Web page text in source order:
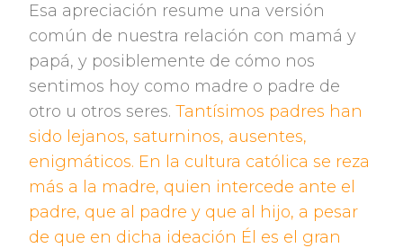
Esa apreciación resume una versión
común de nuestra relación con mamá y
papá, y posiblemente de cómo nos
sentimos hoy como madre o padre de
otro u otros seres. Tantísimos padres han
sido lejanos, saturninos, ausentes,
enigmáticos. En la cultura católica se reza
más a la madre, quien intercede ante el
padre, que al padre y que al hijo, a pesar
de que en dicha ideación Él es el gran